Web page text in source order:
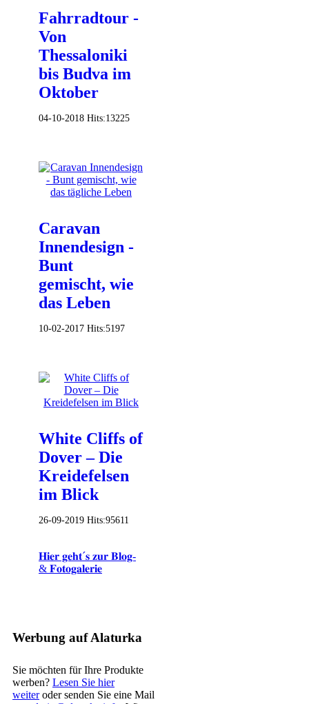
Fahrradtour -
Von
Thessaloniki
bis Budva im
Oktober
04-10-2018 Hits:13225
Caravan
Innendesign -
Bunt
gemischt, wie
das Leben
10-02-2017 Hits:5197
White Cliffs of
Dover – Die
Kreidefelsen
im Blick
26-09-2019 Hits:95611
𝐇𝐢𝐞𝐫 𝐠𝐞𝐡𝐭´𝐬 𝐳𝐮𝐫 𝐁𝐥𝐨𝐠-
& 𝐅𝐨𝐭𝐨𝐠𝐚𝐥𝐞𝐫𝐢𝐞
Werbung auf Alaturka
Sie möchten für Ihre Produkte
werben? Lesen Sie hier
weiteroder senden Sie eine Mail